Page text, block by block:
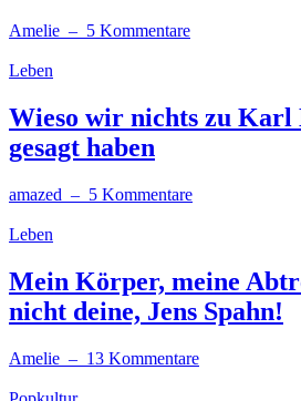
Amelie – 5 Kommentare
Leben
Wieso wir nichts zu Karl
gesagt haben
amazed – 5 Kommentare
Leben
Mein Körper, meine
nicht deine, Jens Spahn!
Amelie – 13 Kommentare